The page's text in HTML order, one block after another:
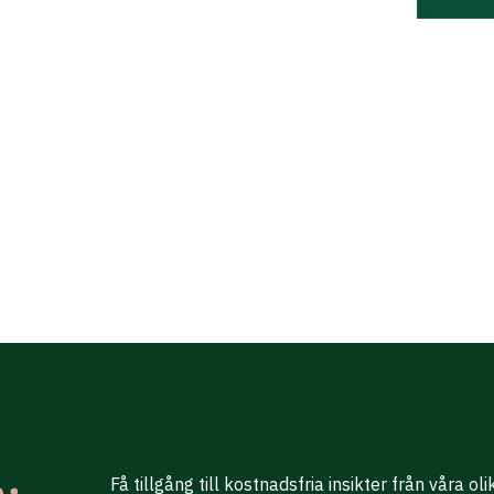
Få tillgång till kostnadsfria insikter från våra